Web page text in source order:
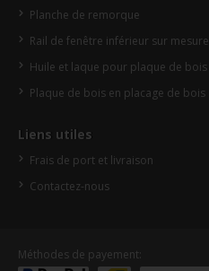
Planche de remorque
Rail de fenêtre inférieur sur mesure
Huile et laque pour plaque de bois
Plaque de bois en placage de bois
Liens utiles
Frais de port et livraison
Contactez-nous
Méthodes de payement: